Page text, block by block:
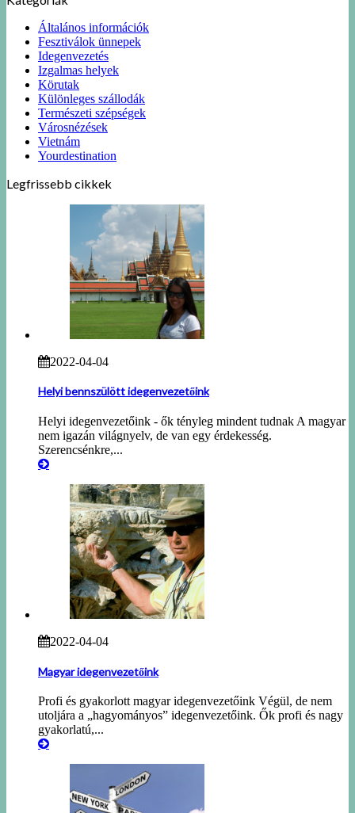
Általános információk
Fesztiválok ünnepek
Idegenvezetés
Izgalmas helyek
Körutak
Különleges szállodák
Természeti szépségek
Városnézések
Vietnám
Yourdestination
Legfrissebb cikkek
2022-04-04
Helyi bennszülött idegenvezetőink
Helyi idegenvezetőink - ők tényleg mindent tudnak A magyar
nem igazán világnyelv, de van egy érdekesség.
Szerencsénkre,...
2022-04-04
Magyar idegenvezetőink
Profi és gyakorlott magyar idegenvezetőink Végül, de nem
utoljára a „hagyományos” idegenvezetőink. Ők profi és nagy
gyakorlatú,...